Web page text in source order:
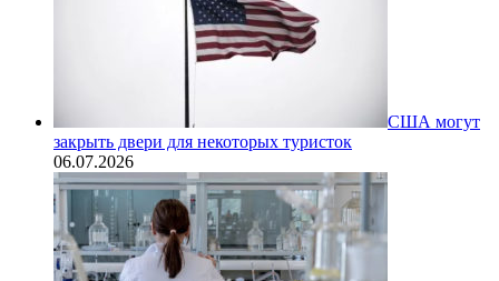
США могут
закрыть двери для некоторых туристок
06.07.2026